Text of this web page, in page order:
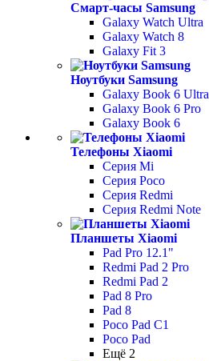
Смарт-часы Samsung
Galaxy Watch Ultra
Galaxy Watch 8
Galaxy Fit 3
Ноутбуки Samsung
Galaxy Book 6 Ultra
Galaxy Book 6 Pro
Galaxy Book 6
Телефоны Xiaomi
Серия Mi
Серия Poco
Серия Redmi
Серия Redmi Note
Планшеты Xiaomi
Pad Pro 12.1"
Redmi Pad 2 Pro
Redmi Pad 2
Pad 8 Pro
Pad 8
Poco Pad С1
Poco Pad
Ещё 2